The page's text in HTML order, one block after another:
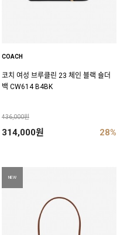
COACH
코치 여성 브루클린 23 체인 블랙 숄더
백 CW614 B4BK
436,000원
314,000원 28%
NEW